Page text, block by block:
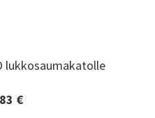
lukkosaumakatolle
€
lukkosaumakatolle
tilaaminen